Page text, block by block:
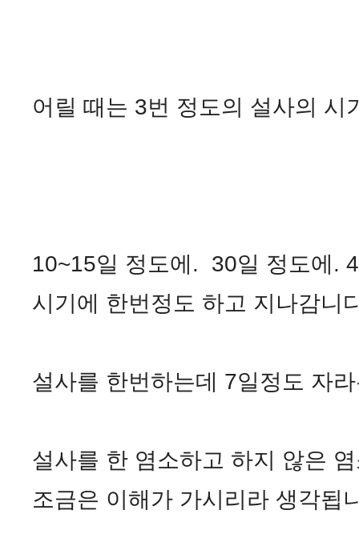
어릴 때는 3번 정도의 설사의 시
10~15일 정도에. 30일 정도에.
시기에 한번정도 하고 지나감니
설사를 한번하는데 7일정도 자
설사를 한 염소하고 하지 않은
조금은 이해가 가시리라 생각됩